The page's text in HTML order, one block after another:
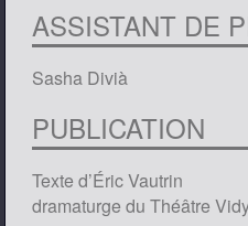
ASSISTANT DE
Sasha Divià
PUBLICATION
Texte d’Éric Vautrin
dramaturge du Théâtre